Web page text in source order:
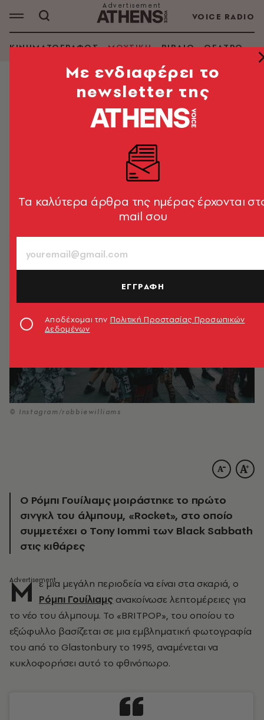
VOICE RADIO
ΚΙΝΗΜΑΤΟΓΡΑΦΟΣ ΜΟΥΣΙΚΗ ΒΙΒΛΙΟ ΘΕΑΤΡΟ -
Ο Ρόμπι Γουίλιαμς επιστρέφει με το
νέο του άλμπουμ «BRITPOP» και το
Με τη συμμετοχή του Tony Iommi των Black Sabbath
© Instagram/robbiewilliams
Ο Ρόμπι Γουίλιαμς μοιράστηκε το πρώτο
σινγκλ του άλμπουμ, «Rocket», στο οποίο
συμμετέχει ο Tony Iommi των Black Sabbath
στις κιθάρες
Μ ε μια μεγάλη περιοδεία να είναι στα σκαριά, ο
Ρόμπι Γουίλιαμς ανακοίνωσε λεπτομέρειες για
το νέο του άλμπουμ. Το «BRITPOP», του οποίου το
εξώφυλλο βασίζεται σε μια εμβληματική φωτογραφία
του από το Glastonbury το 1995, αναμένεται να
κυκλοφορήσει αυτό το φθινόπωρο.
Mε ενδιαφέρει το
newsletter της
Tα καλύτερα άρθρα της ημέρας έρχονται
mail σου
ΕΓΓΡΑΦΗ
Αποδέχομαι την Πολιτική Προστασίας Προσωπικών
Δεδομένων